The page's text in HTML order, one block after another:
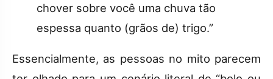
chover sobre você uma chuva tão
espessa quanto (grãos de) trigo.”
Essencialmente, as pessoas no mito parecem